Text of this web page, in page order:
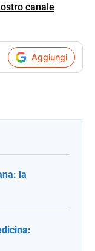
canale
Aggiungi
la